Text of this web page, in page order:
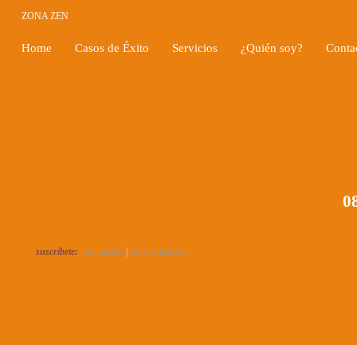
ZONA ZEN
Home Casos de Éxito Servicios ¿Quién soy?
suscríbete: Entradas Comentarios